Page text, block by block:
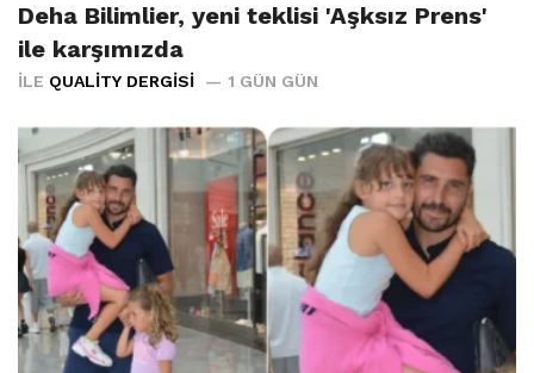
Deha Bilimlier, yeni teklisi 'Aşksız Prens'
ile karşımızda
İLE QUALITY DERGISI 1 GÜN GÜN